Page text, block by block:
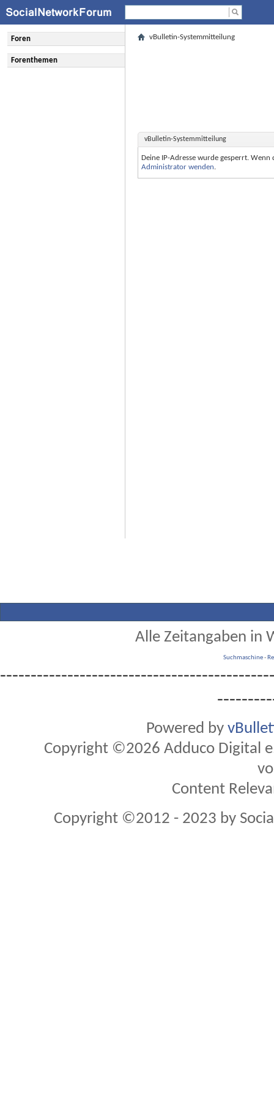
Foren
Forenthemen
vBulletin-Systemmitteilung
vBulletin-Systemmitteilung
Deine IP-Adresse wurde gesperrt.
Administrator wenden.
Alle Zeitangaben in
Suchmaschine-
Powered by
Copyright ©2026 Adduco Digital
Content
Copyright ©2012 - 2023 by